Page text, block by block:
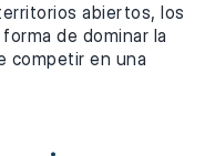
abiertos, los
de dominar la
competir en una